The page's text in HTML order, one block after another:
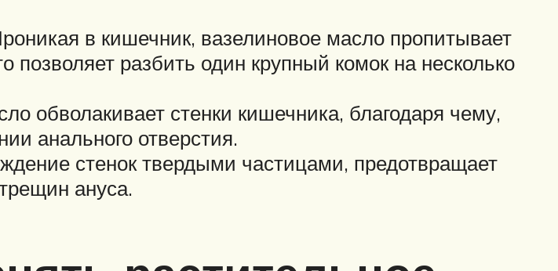
в кишечник, вазелиновое масло пропитывает
разбить один крупный комок на несколько
обволакивает стенки кишечника, благодаря чему,
анального отверстия.
стенок твердыми частицами, предотвращает
ануса.